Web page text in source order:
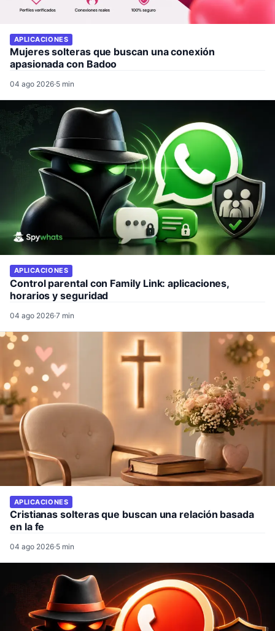
APLICACIONES
Mujeres solteras que buscan una conexión
apasionada con Badoo
04 ago 2026·5 min
APLICACIONES
Control parental con Family Link: aplicaciones,
horarios y seguridad
04 ago 2026·7 min
APLICACIONES
Cristianas solteras que buscan una relación basada
en la fe
04 ago 2026·5 min